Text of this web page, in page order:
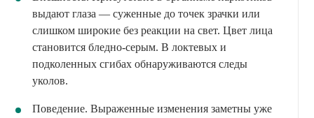
выдают глаза — суженные до точек зрачки или
слишком широкие без реакции на свет. Цвет лица
становится бледно-серым. В локтевых и
подколенных сгибах обнаруживаются следы
уколов.
Поведение. Выраженные изменения заметны уже